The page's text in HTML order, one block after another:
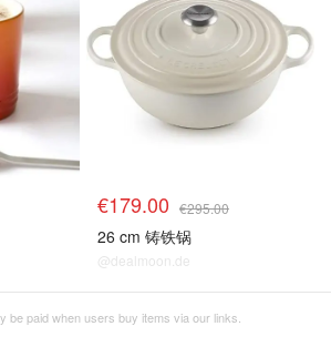
€179.00 €295.00
26 cm 铸铁锅
@dealmoon.de
be paid when users buy items via our links.